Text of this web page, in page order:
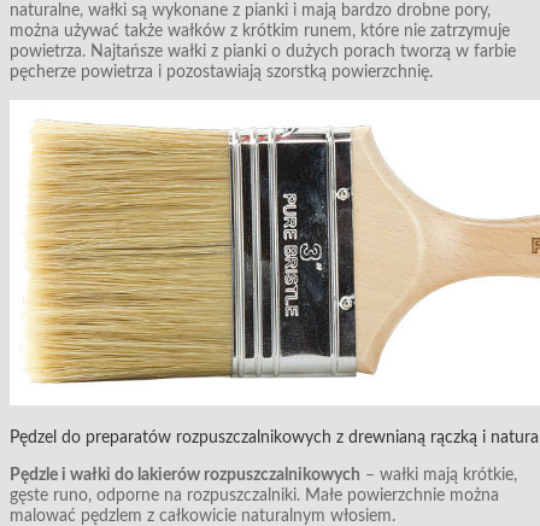
naturalne, wałki są wykonane z pianki i mają bardzo drobne pory,
można używać także wałków z krótkim runem, które nie zatrzymuje
powietrza. Najtańsze wałki z pianki o dużych porach tworzą w farbie
pęcherze powietrza i pozostawiają szorstką powierzchnię.
Pędzel do preparatów rozpuszczalnikowych z drewnianą rączką i
Pędzle i wałki do lakierów rozpuszczalnikowych – wałki mają krótkie,
gęste runo, odporne na rozpuszczalniki. Małe powierzchnie można
malować pędzlem z całkowicie naturalnym włosiem.